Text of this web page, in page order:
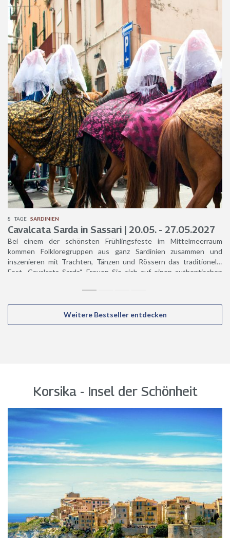
8 TAGE SARDINIEN
Cavalcata Sarda in Sassari | 20.05. - 27.05.2027
Bei einem der schönsten Frühlingsfeste im Mittelmeerraum
kommen Folkloregruppen aus ganz Sardinien zusammen und
inszenieren mit Trachten, Tänzen und Rössern das traditionelle
Fest „Cavalcata Sarda“. Freuen Sie sich auf einen authentischen
Verkostungen und kulturell wertvolle Besichtigungen.
Weitere Bestseller entdecken
Korsika - Insel der Schönheit